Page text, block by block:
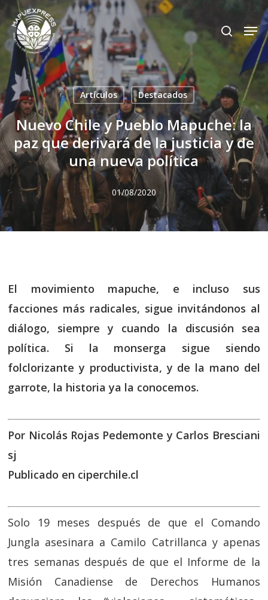
Skip
to
main
content
search
Artículos Destacados
Nuevo Chile y Pueblo Mapuche: la
paz que derivará de la justicia y de
una nueva política
01/08/2020
El movimiento mapuche, e incluso sus
facciones más radicales, sigue invitándonos al
diálogo, siempre y cuando la discusión sea
política. Si la monserga sigue siendo
folclorizante y productivista, y de la mano del
garrote, la historia ya la conocemos.
Por Nicolás Rojas Pedemonte y Carlos Bresciani
sj
Publicado en ciperchile.cl
Solo 19 meses después de que el Comando
Jungla asesinara a Camilo Catrillanca y apenas
tres semanas después de que el Informe de la
Misión Canadiense de Derechos Humanos
Close
Menu